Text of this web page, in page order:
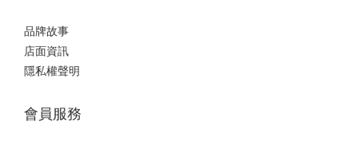
品牌故事
店面資訊
隱私權聲明
會員服務